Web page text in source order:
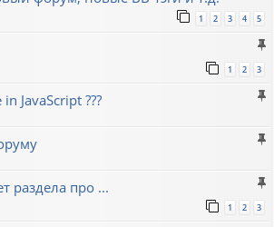
1 2 3 4 5
1 2 3
JavaScript ???
раздела про ...
1 2 3